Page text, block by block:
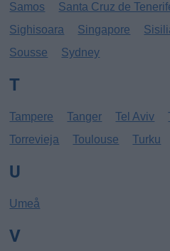
Samos Santa Cruz de
Sighisoara
Singapore
Sousse
Sydney
T
Tampere Tanger Tel Aviv
Torrevieja
Toulouse Turku
U
Umeå
V